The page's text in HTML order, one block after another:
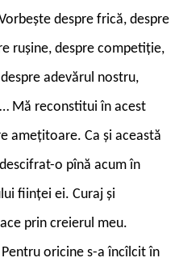
despre frică, despre
rușine, despre competiție,
adevărul nostru,
Mă reconstitui în acest
amețitoare. Ca și această
o pînă acum în
ființei ei. Curaj și
prin creierul meu.
oricine s-a încîlcit în